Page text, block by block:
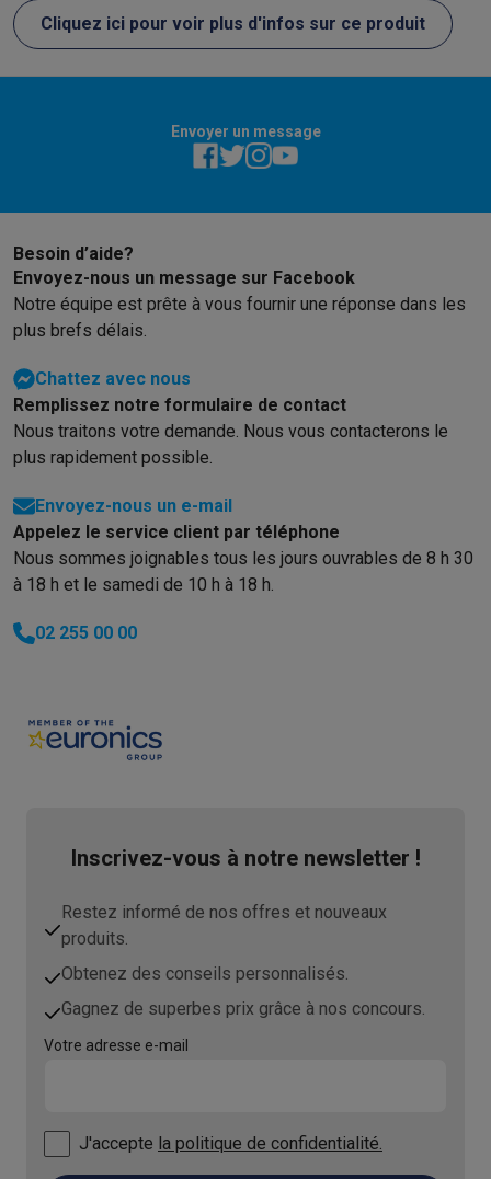
Cliquez ici pour voir plus d'infos sur ce produit
Envoyer un message
Besoin d’aide?
Envoyez-nous un message sur Facebook
Notre équipe est prête à vous fournir une réponse dans les
plus brefs délais.
Chattez avec nous
Remplissez notre formulaire de contact
Nous traitons votre demande. Nous vous contacterons le
plus rapidement possible.
Envoyez-nous un e-mail
Appelez le service client par téléphone
Nous sommes joignables tous les jours ouvrables de 8 h 30
à 18 h et le samedi de 10 h à 18 h.
02 255 00 00
Inscrivez-vous à notre newsletter !
Restez informé de nos offres et nouveaux
produits.
Obtenez des conseils personnalisés.
Gagnez de superbes prix grâce à nos concours.
Votre adresse e-mail
J'accepte la politique de confidentialité.